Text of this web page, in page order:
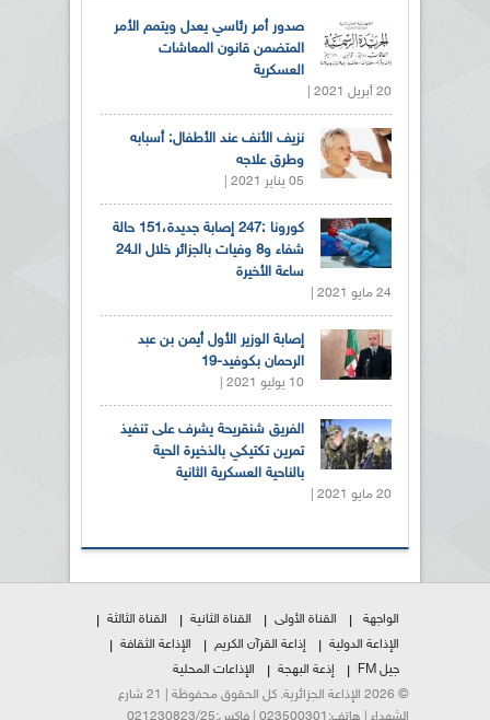
صدور أمر رئاسي يعدل ويتمم الأمر
المتضمن قانون المعاشات
العسكرية
20 أبريل 2021 |
نزيف الأنف عند الأطفال: أسبابه
وطرق علاجه
05 يناير 2021 |
كورونا :247 إصابة جديدة،151 حالة
شفاء و8 وفيات بالجزائر خلال الـ24
ساعة الأخيرة
24 مايو 2021 |
إصابة الوزير الأول أيمن بن عبد
الرحمان بكوفيد-19
10 يوليو 2021 |
الفريق شنقريحة يشرف على تنفيذ
تمرين تكتيكي بالذخيرة الحية
بالناحية العسكرية الثانية
20 مايو 2021 |
الواجهة القناة الأولى القناة الثانية
القناة الثالثة
الإذاعة الدولية
إذاعة القرآن الكريم
الإذاعة الثقافة
جيل FM
إذعة البهجة
الإذاعات المحلية
© 2026 الإذاعة الجزائرية. كل الحقوق محفوظة | 21 شارع